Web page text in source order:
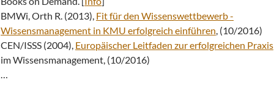
BMWi, Orth R. (2013), Fit für den Wissenswettbewerb -
Wissensmanagement in KMU erfolgreich einführen, (10/2016)
CEN/ISSS (2004), Europäischer Leitfaden zur erfolgreichen Praxis
im Wissensmanagement, (10/2016)
…